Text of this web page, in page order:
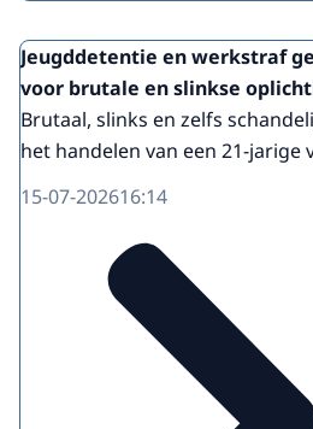
Jeugddetentie en werkstraf
voor brutale en slinkse
Brutaal, slinks en zelfs
het handelen van een 21-
15-07-202616:14